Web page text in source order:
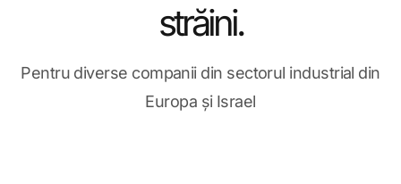
străini.
Pentru diverse companii din sectorul industrial din
Europa și Israel